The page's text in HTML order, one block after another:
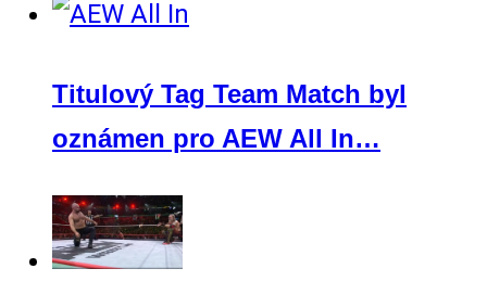
Titulový Tag Team Match byl
oznámen pro AEW All In…